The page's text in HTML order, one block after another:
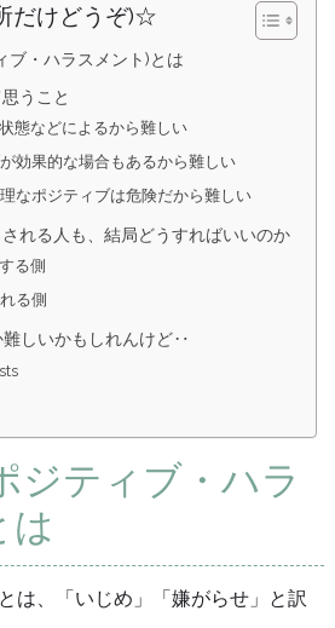
だけどうぞ)☆
ブ・ハラスメント)とは
うこと
態などによるから難しい
効果的な場合もあるから難しい
なポジティブは危険だから難しい
れる人も、結局どうすればいいのか
る側
る側
難しいかもしれんけど‥
ジティブ・ハラ
は
は、「いじめ」「嫌がらせ」と訳